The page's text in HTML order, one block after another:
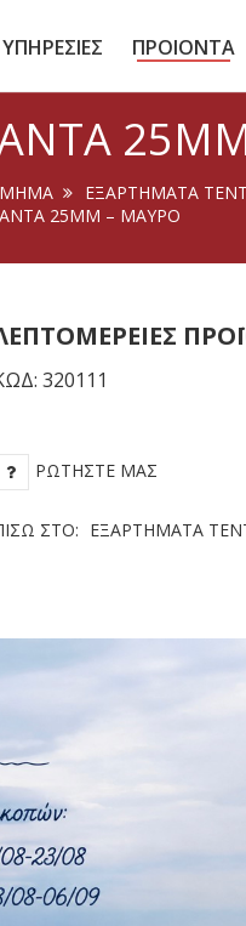
ΥΠΗΡΕΣΙΕΣ ΠΡΟΙΟΝΤΑ
ΕΞΑΡΤΗΜΑΤΑ
25MM – ΜΑΎΡΟ
320111
ΡΩΤΉΣΤΕ ΜΑΣ
ΣΤΟ: ΕΞΑΡΤΉΜΑΤΑ